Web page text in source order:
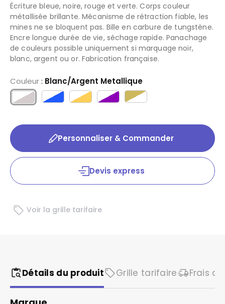
Écriture bleue, noire, rouge et verte. Corps couleur
métallisée brillante. Mécanisme de rétraction fiable, les
mines ne se bloquent pas. Bille en carbure de tungstène.
Encre longue durée de vie, séchage rapide. Panachage
de couleurs possible uniquement si marquage noir,
blanc, argent ou or. Fabrication française.
Couleur: Blanc/Argent Metallique
Personnaliser & Commander
Devis express
Voir la grille tarifaire
Détails du produit Grille tarifaire Frais